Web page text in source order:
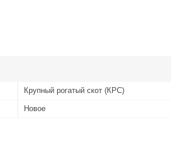
Крупный рогатый скот (КРС)
Новое